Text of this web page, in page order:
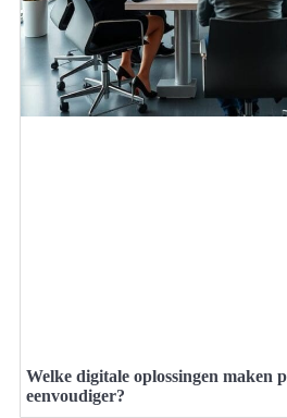
Welke digitale oplossingen maken
eenvoudiger?